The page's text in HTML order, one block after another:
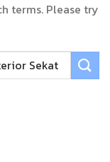
terms. Please try